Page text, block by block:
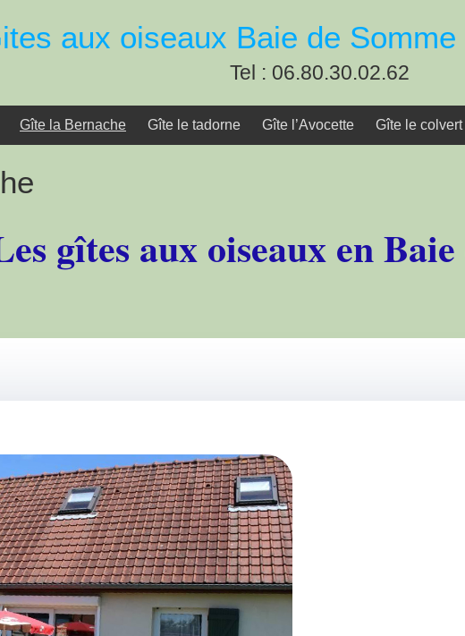
aux oiseaux Baie de
Tel : 06.80.30.02.62
Gîte la Bernache Gîte le tadorne Gîte l’Avocette Gîte le colvert
gîtes aux oiseaux en